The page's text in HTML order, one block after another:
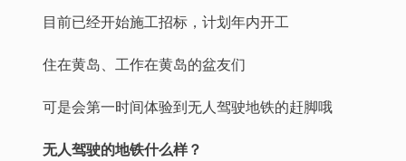
目前已经开始施工招标，计划年内开工
住在黄岛、工作在黄岛的盆友们
可是会第一时间体验到无人驾驶地铁的赶脚哦
无人驾驶的地铁什么样？